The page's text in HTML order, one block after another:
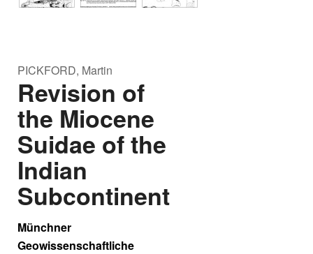
PICKFORD, Martin
Revision of
the Miocene
Suidae of the
Indian
Subcontinent
Münchner
Geowissenschaftliche